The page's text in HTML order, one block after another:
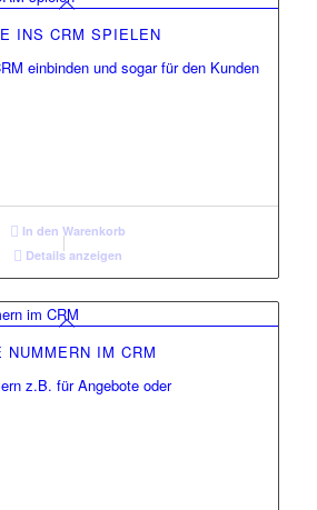
INS CRM SPIELEN
einbinden und sogar für den Kunden
In den Warenkorb
Details anzeigen
NUMMERN IM CRM
z.B. für Angebote oder